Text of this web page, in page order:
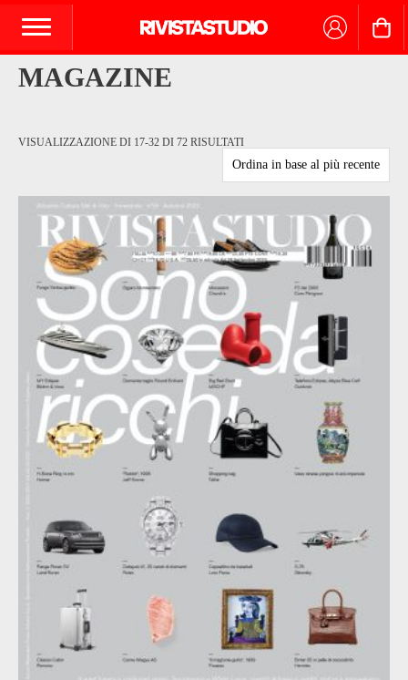
MAGAZINE
VISUALIZZAZIONE DI 17-32 DI 72 RISULTATI